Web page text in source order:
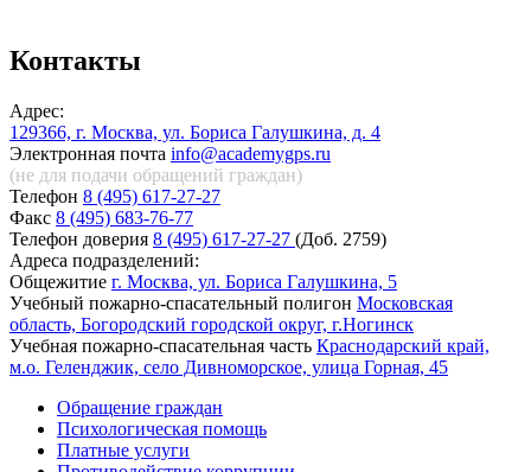
Контакты
Адрес:
129366, г. Москва, ул. Бориса Галушкина, д. 4
Электронная почта info@academygps.ru
(не для подачи обращений граждан)
Телефон 8 (495) 617-27-27
Факс 8 (495) 683-76-77
Телефон доверия 8 (495) 617-27-27 (Доб. 2759)
Адреса подразделений:
Общежитие г. Москва, ул. Бориса Галушкина, 5
Учебный пожарно-спасательный полигон Московская
область, Богородский городской округ, г.Ногинск
Учебная пожарно-спасательная часть Краснодарский край,
м.о. Геленджик, село Дивноморское, улица Горная, 45
Обращение граждан
Психологическая помощь
Платные услуги